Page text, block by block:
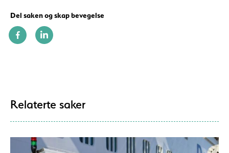
Del saken og skap bevegelse
Relaterte saker